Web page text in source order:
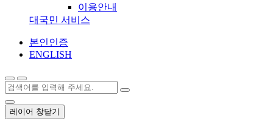
이용안내
대국민 서비스
본인인증
ENGLISH
레이어 창닫기